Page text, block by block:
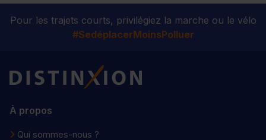
Pour les trajets courts, privilégiez la marche ou le vélo
#SedéplacerMoinsPolluer
Distinxion
À propos
Qui sommes-nous ?